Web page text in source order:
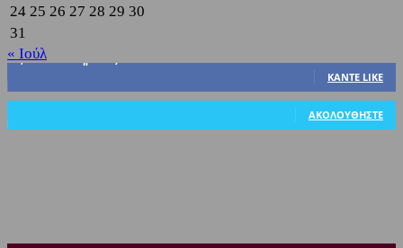
24 25 26 27 28 29 30
31
« Ιούλ
3,822
ΚΆΝΤΕ LIKE
ΑΚΟΛΟΥΘΉΣΤΕ